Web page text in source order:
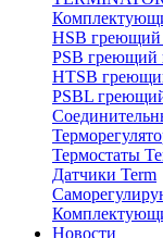
HSB греющий
PSB греющий
HTSB
PSBL
Термостаты
Датчики Term
Новости